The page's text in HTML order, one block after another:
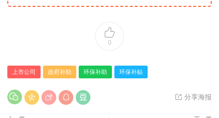
0
上市公司 政府补助 环保补助 环保补贴
分享海报